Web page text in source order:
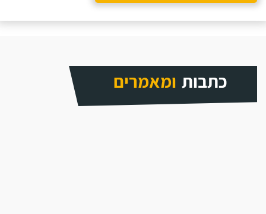
כתבות ומאמרים